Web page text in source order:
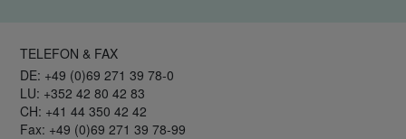
TELEFON & FAX
DE: +49 (0)69 271 39 78-0
LU: +352 42 80 42 83
CH: +41 44 350 42 42
Fax: +49 (0)69 271 39 78-99